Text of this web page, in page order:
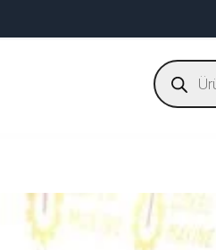
Products
search